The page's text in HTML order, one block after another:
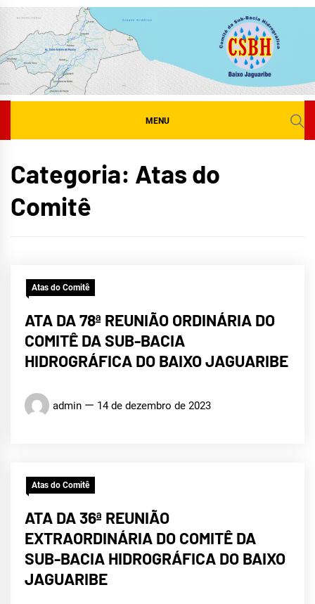
Skip
content
MENU
Categoria: Atas do
Comitê
Atas do Comitê
ATA DA 78ª REUNIÃO ORDINÁRIA DO
COMITÊ DA SUB-BACIA
HIDROGRÁFICA DO BAIXO JAGUARIBE
admin 14 de dezembro de 2023
Atas do Comitê
ATA DA 36ª REUNIÃO
EXTRAORDINÁRIA DO COMITÊ DA
SUB-BACIA HIDROGRÁFICA DO BAIXO
JAGUARIBE